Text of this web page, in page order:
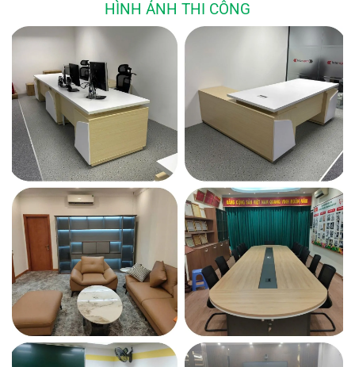
HÌNH ẢNH THI CÔNG